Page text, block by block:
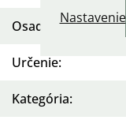
Nastavenie
Osadenie:
Určenie:
Kategória: